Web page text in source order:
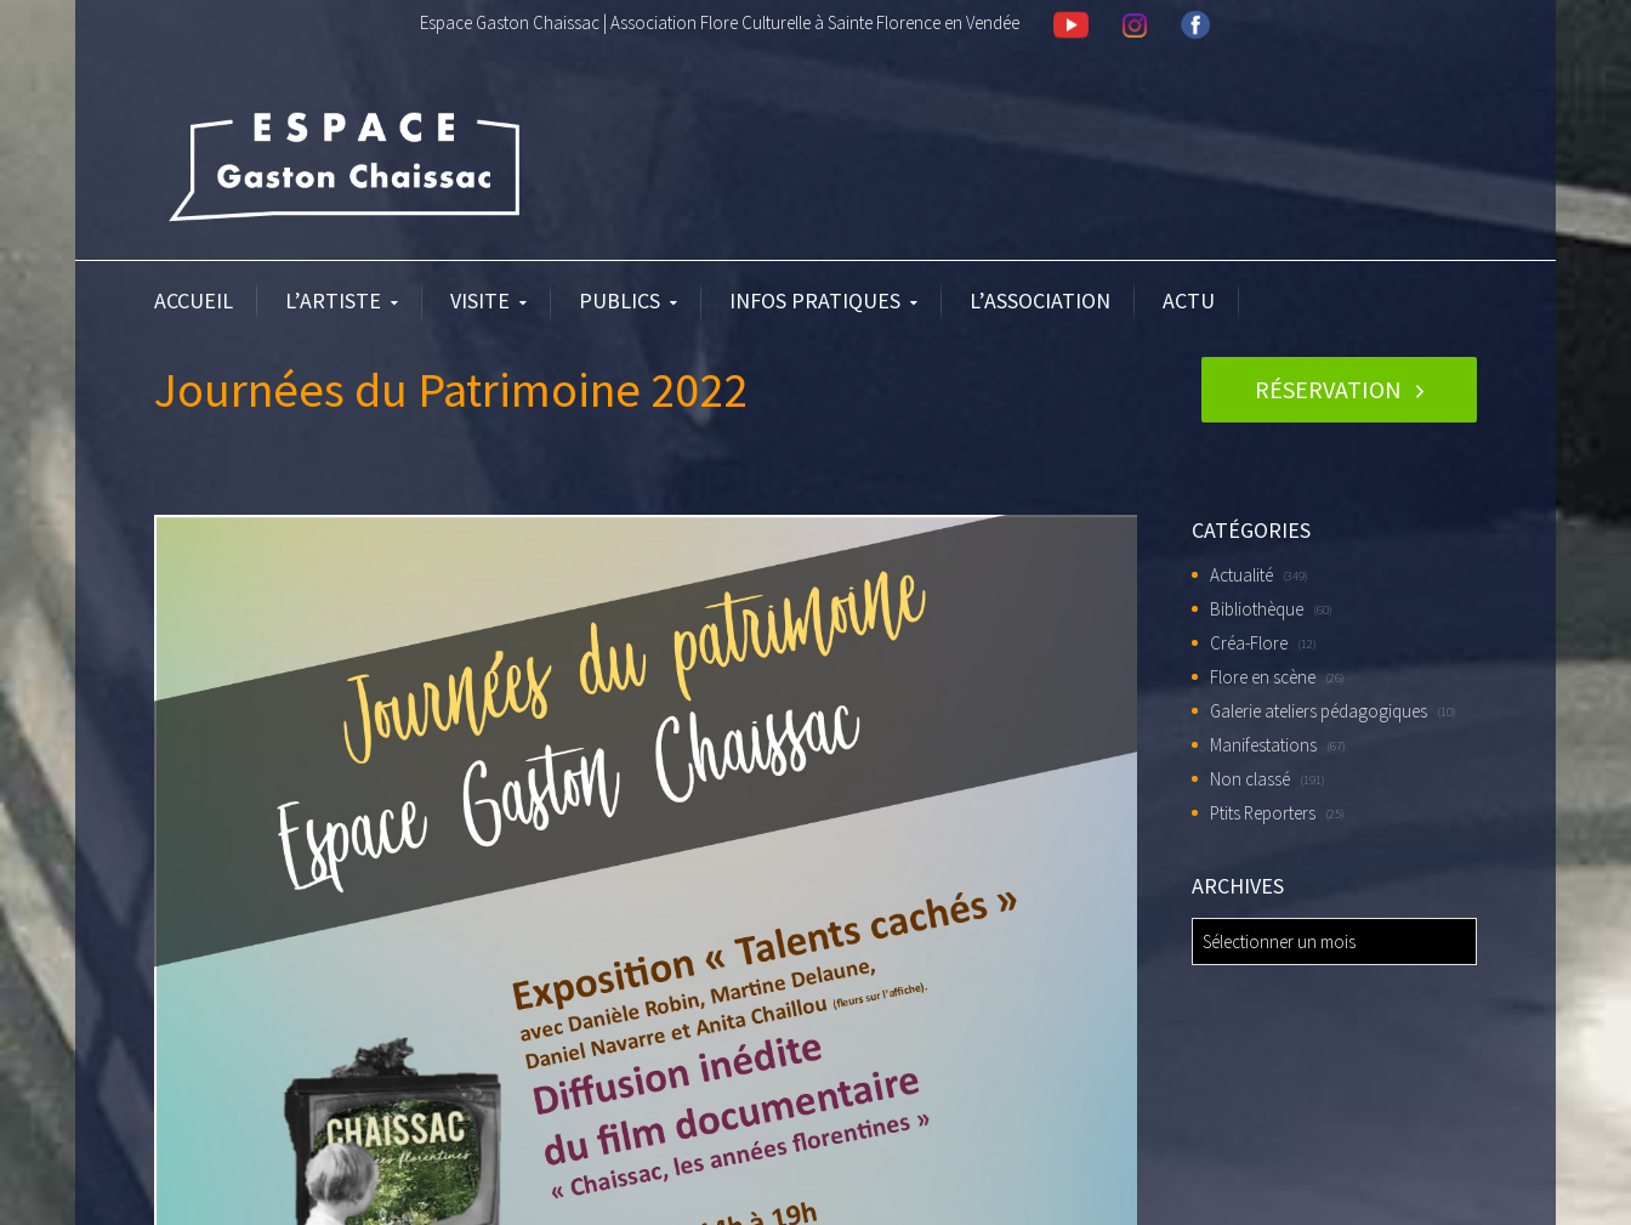
Espace Gaston Chaissac | Association Flore Culturelle à Sainte Florence en Vendée
ACCUEIL L’ARTISTE VISITE PUBLICS INFOS PRATIQUES L’ASSOCIATION ACTU
Journées du Patrimoine 2022 RÉSERVATION
CATÉGORIES
Actualité (349)
Bibliothèque (60)
Créa-Flore (12)
Flore en scène (26)
Galerie ateliers pédagogiques (10)
Manifestations (67)
Non classé (191)
Ptits Reporters (25)
ARCHIVES
ARCHIVES